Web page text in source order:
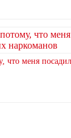
что меня